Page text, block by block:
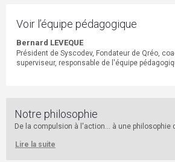
Voir l’équipe pédagogique
Bernard LEVEQUE
Président de Syscodev, Fondateur de Qréo,
superviseur, responsable de l'équipe
Notre philosophie
De la compulsion à l'action... à une philosophie
Lire la suite